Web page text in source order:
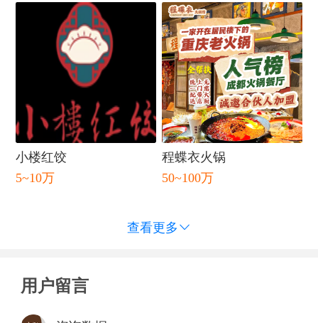
闭
小楼红饺
5~10万
程蝶衣火锅
50~100万
查看更多 
用户留言